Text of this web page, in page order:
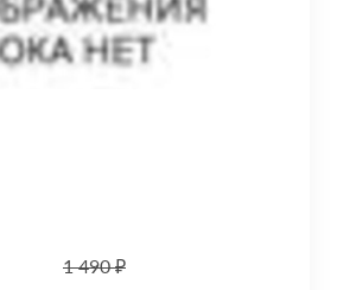
1 490 ₽